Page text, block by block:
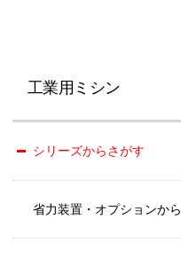
工業用ミシン
シリーズからさがす
省力装置・オプションか